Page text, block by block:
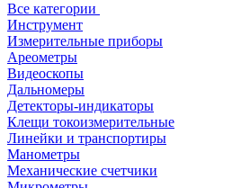
Все категории
Инструмент
Измерительные приборы
Ареометры
Видеоскопы
Дальномеры
Детекторы-индикаторы
Клещи токоизмерительные
Линейки и транспортиры
Манометры
Механические счетчики